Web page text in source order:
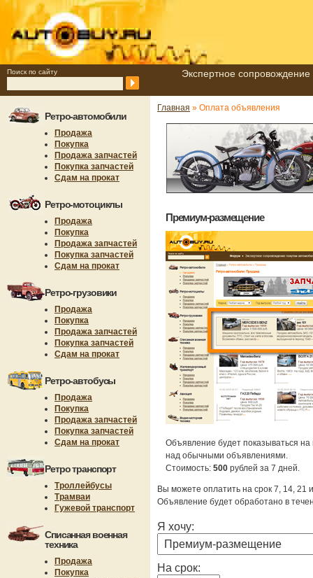
Поиск по сайту Экспертное
Ретро-автомобили
Продажа
Покупка
Продажа запчастей
Покупка запчастей
Сдам на прокат
Ретро-мотоциклы
Продажа
Покупка
Продажа запчастей
Покупка запчастей
Сдам на прокат
Ретро-грузовики
Продажа
Покупка
Продажа запчастей
Покупка запчастей
Сдам на прокат
Ретро-автобусы
Продажа
Покупка
Продажа запчастей
Покупка запчастей
Сдам на прокат
Ретро транспорт
Троллейбусы
Трамваи
Гужевой транспорт
Списанная военная
техника
Продажа
Покупка
Главная » Оплата объявления
Премиум-размещение
Объявление будет показываться
над обычными объявлениями.
Стоимость: 500 рублей за 7 дней.
Вы можете оплатить на срок 7, 14, 21
Объявление будет обработано в
Я хочу:
На срок: